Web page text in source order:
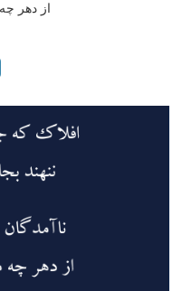
از دهر